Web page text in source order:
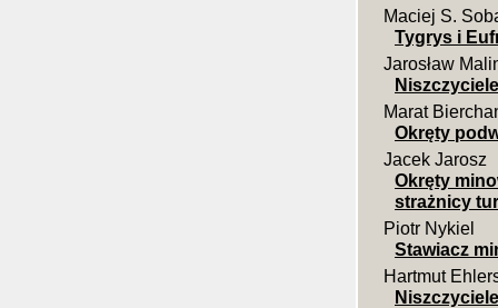
Maciej S.
Tygrys i
Jarosław
Marat
Okręty
Jacek Jarosz
Okręty
strażnicy
Piotr Nykiel
Stawiacz
Hartmut